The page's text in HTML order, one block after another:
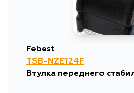
13 августа
Febest
TSB-NZE124F
Втулка переднего